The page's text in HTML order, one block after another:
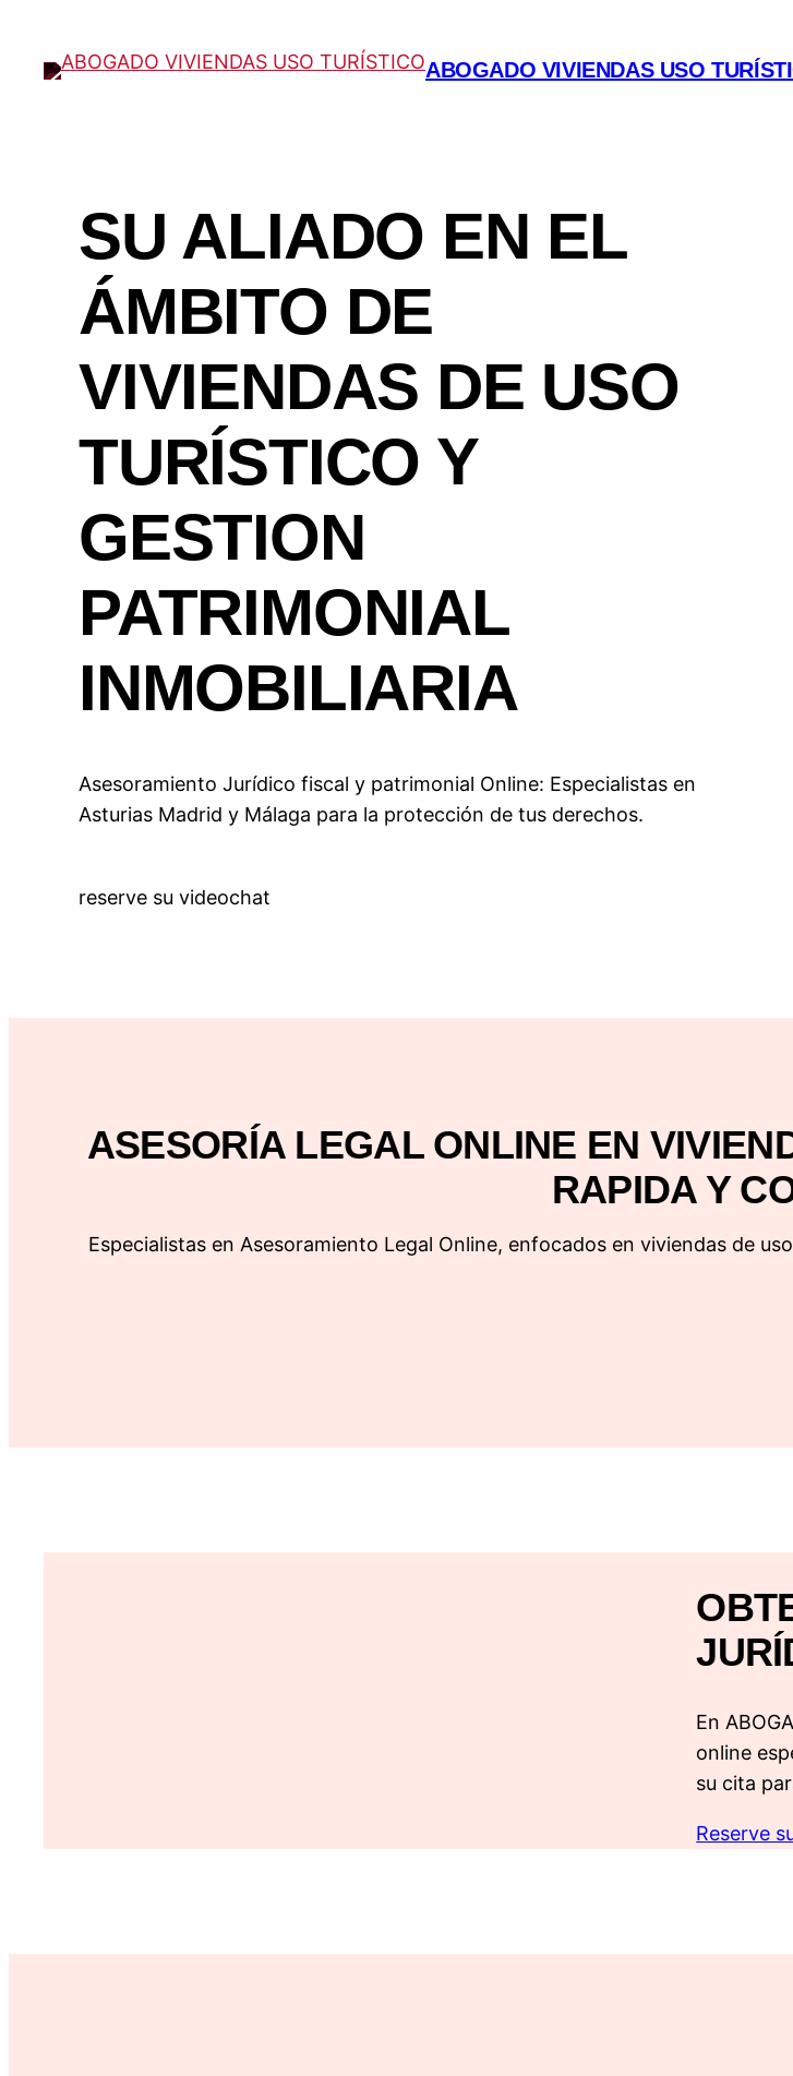
contenido
ABOGADO VIVIENDAS USO
SU ALIADO EN EL
ÁMBITO DE
VIVIENDAS DE USO
TURÍSTICO Y
GESTION
PATRIMONIAL
INMOBILIARIA
Asesoramiento Jurídico fiscal y patrimonial Online: Especialistas en
Asturias Madrid y Málaga para la protección de tus derechos.
reserve su videochat
ASESORÍA LEGAL ONLINE EN
RAPIDA Y
Especialistas en Asesoramiento Legal Online, enfocados en viviendas de
En
online
su cita
Reserve